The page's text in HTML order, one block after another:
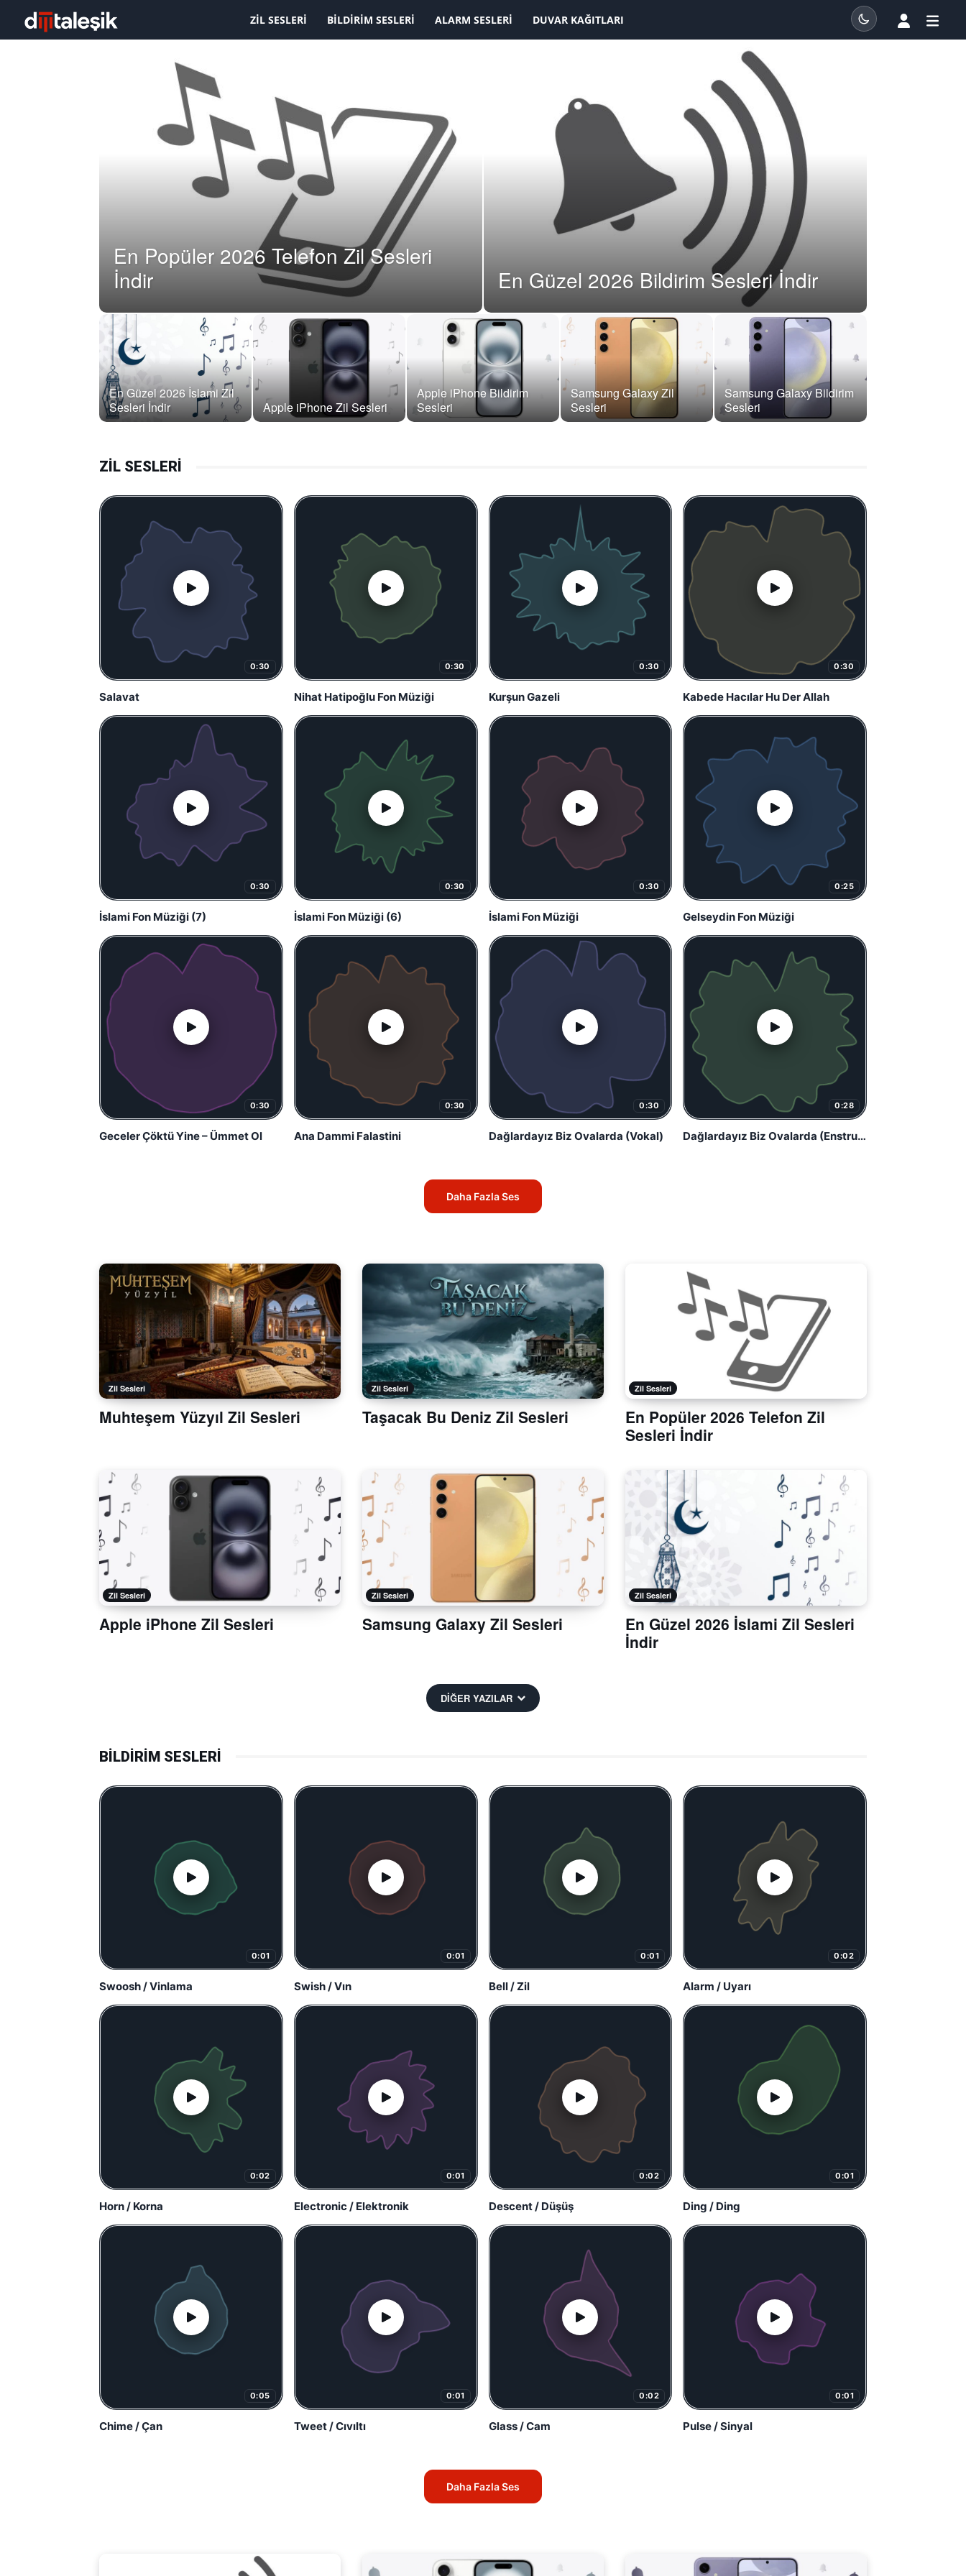
KAYDOLMAK İSTİYORUM
ZIL SESLERI BILDIRIM SESLERI ALARM SESLERI DUVAR KAĞITLARI
En Popüler 2026 Telefon Zil Sesleri
İndir
En Güzel 2026 Bildirim Sesleri İndir
En Güzel 2026 İslami Zil
Sesleri İndir
Apple iPhone Zil Sesleri
Apple iPhone Bildirim
Sesleri
Samsung Galaxy Zil
Sesleri
Samsung Galaxy Bildirim
Sesleri
ZİL SESLERİ
0:30
Salavat
0:30
Nihat Hatipoğlu Fon Müziği
0:30
Kurşun Gazeli
0:30
Kabede Hacılar Hu Der Allah
0:30
İslami Fon Müziği (7)
0:30
İslami Fon Müziği (6)
0:30
İslami Fon Müziği
0:25
Gelseydin Fon Müziği
0:30
Geceler Çöktü Yine – Ümmet Ol
0:30
Ana Dammi Falastini
0:30
Dağlardayız Biz Ovalarda (Vokal)
0:28
Dağlardayız Biz Ovalarda (Enstrumantal)
Daha Fazla Ses
Zil Sesleri
Muhteşem Yüzyıl Zil Sesleri
Zil Sesleri
Taşacak Bu Deniz Zil Sesleri
Zil Sesleri
En Popüler 2026 Telefon Zil
Sesleri İndir
Zil Sesleri
Apple iPhone Zil Sesleri
Zil Sesleri
Samsung Galaxy Zil Sesleri
Zil Sesleri
En Güzel 2026 İslami Zil Sesleri
İndir
DİĞER YAZILAR
BİLDİRİM SESLERİ
0:01
Swoosh / Vinlama
0:01
Swish / Vın
0:01
Bell / Zil
0:02
Alarm / Uyarı
0:02
Horn / Korna
0:01
Electronic / Elektronik
0:02
Descent / Düşüş
0:01
Ding / Ding
0:05
Chime / Çan
0:01
Tweet / Cıvıltı
0:02
Glass / Cam
0:01
Pulse / Sinyal
Daha Fazla Ses